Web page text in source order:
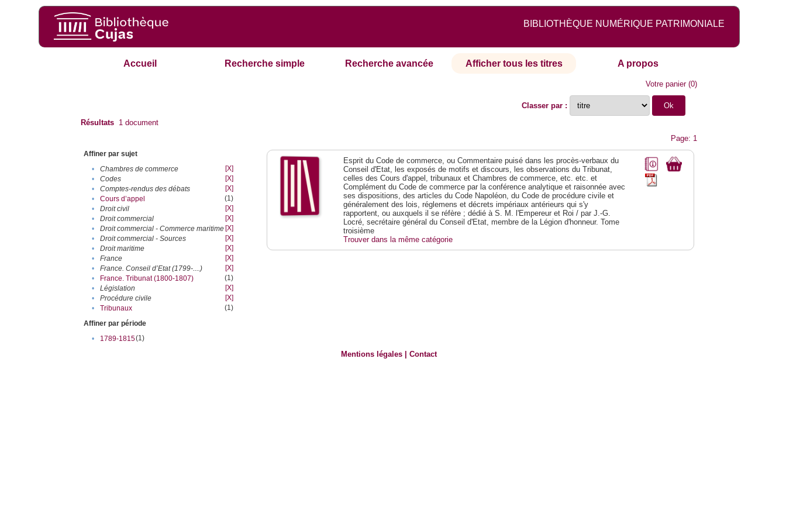
BIBLIOTHÈQUE NUMÉRIQUE PATRIMONIALE
Accueil Recherche simple Recherche avancée Afficher tous les titres A propos
Votre panier(0)
Classer par :
Résultats 1 document
Page: 1
Affiner par sujet
•
Chambres de commerce
[X]
•
Codes
[X]
•
Comptes-rendus des débats
[X]
•
Cours d’appel
(1)
•
Droit civil
[X]
•
Droit commercial
[X]
•
Droit commercial - Commerce maritime [X]
•
Droit commercial - Sources
[X]
•
Droit maritime
[X]
•
France
[X]
•
France. Conseil d’Etat (1799-....)
[X]
•
France. Tribunat (1800-1807)
(1)
•
Législation
[X]
•
Procédure civile
[X]
•
Tribunaux
(1)
Affiner par période
•
1789-1815(1)
Esprit du Code de commerce, ou Commentaire puisé dans les procès-verbaux du
Conseil d'Etat, les exposés de motifs et discours, les observations du Tribunat,
celles des Cours d'appel, tribunaux et Chambres de commerce, etc. etc. et
Complément du Code de commerce par la conférence analytique et raisonnée avec
ses dispositions, des articles du Code Napoléon, du Code de procédure civile et
généralement des lois, réglemens et décrets impériaux antérieurs qui s'y
rapportent, ou auxquels il se réfère ; dédié à S. M. l'Empereur et Roi / par J.-G.
Locré, secrétaire général du Conseil d'Etat, membre de la Légion d'honneur. Tome
troisième
Trouver dans la même catégorie
Mentions légales |Contact